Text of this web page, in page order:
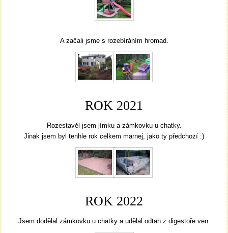
A začali jsme s rozebíráním hromad.
ROK 2021
Rozestavěl jsem jímku a zámkovku u chatky.
Jinak jsem byl tenhle rok celkem marnej, jako ty předchozí :)
ROK 2022
Jsem dodělal zámkovku u chatky a udělal odtah z digestoře ven.